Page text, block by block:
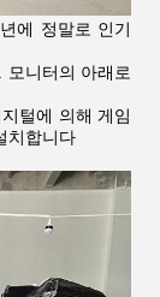
에 정말로 인기
모니터의 아래로
털에 의해 게임
치합니다